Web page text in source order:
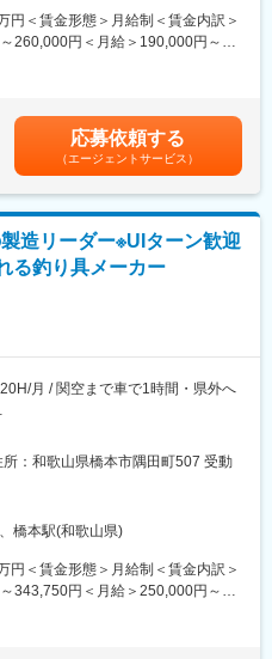
らはじまった同社は、創業100年
その後、魚用、蚊取り線香用の木
ＩＹ部門（ホームセンター）と時
パレットは海外輸出向けも製造し
トの製造が7割、大工や工務店へ販
です。コロナ渦で開発したタイニー
で小屋を建てたい方からの需要も
務
報告書作成
います。部長1名・主任1名・課員4
務を分担しています。その中で、
ただくポジションを目指した仕事
業、140年の歴史を誇る総合日用品
浄剤、入浴剤など、生活に欠かせ
しています。
量産化に成功した先駆者として知
る安定成長を続けています。
より、生活をより快適にする製品
へ届けています。
用品開発製造販売を行っていま
務
円＜賃金形態＞月給制＜賃金内訳＞
260,000円＜月給＞190,000円～
表記です。応募依頼する
（エージェントサービス）
造リーダー※UIターン歓迎
る釣り具メーカー
月 / 関空まで車で1時間・県外へ
造する当社にて、今回新しく工場
製造リーダーをお任せします。
西脇工場にて技術研修を行います。
事～
：和歌山県橋本市隅田町507 受動
橋本駅(和歌山県)
円＜賃金形態＞月給制＜賃金内訳＞
343,750円＜月給＞250,000円～